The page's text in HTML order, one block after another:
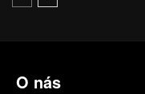
O nás